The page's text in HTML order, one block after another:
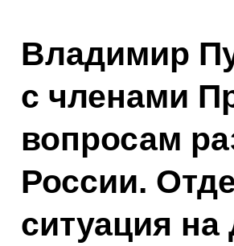
Владимир
с членами
вопросам
России.
ситуация